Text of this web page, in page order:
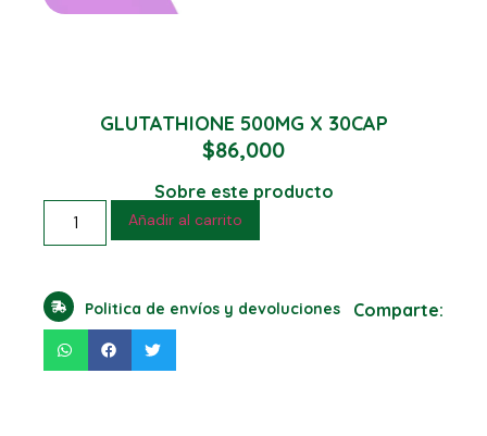
GLUTATHIONE 500MG X 30CAP
$86,000
Sobre este producto
Añadir al carrito
Politica de envíos y devoluciones Comparte: